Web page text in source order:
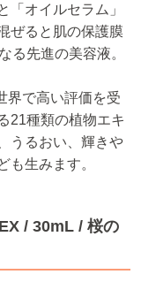
「オイルセラム」
ぜると肌の保護膜
る先進の美容液。
界で高い評価を受
21種類の植物エキ
うるおい、輝きや
も生みます。
/ 30mL / 桜の